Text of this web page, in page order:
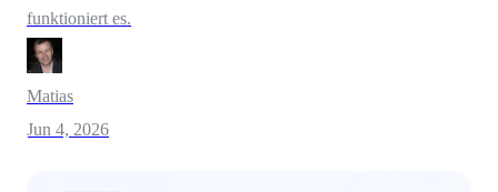
funktioniert es.
Matias
Jun 4, 2026